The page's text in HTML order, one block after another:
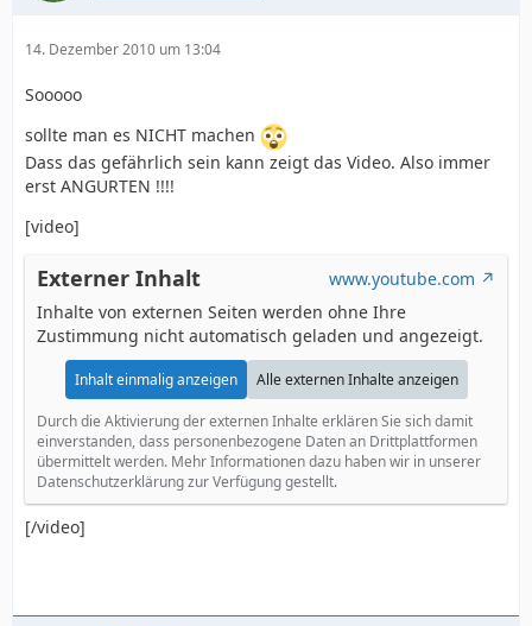
14. Dezember 2010 um 13:04
Sooooo
sollte man es NICHT machen
Dass das gefährlich sein kann zeigt das Video. Also immer
erst ANGURTEN !!!!
[video]
Externer Inhalt
www.youtube.com
Inhalte von externen Seiten werden ohne Ihre
Zustimmung nicht automatisch geladen und angezeigt.
Inhalt einmalig anzeigen Alle externen Inhalte anzeigen
Durch die Aktivierung der externen Inhalte erklären Sie sich damit
einverstanden, dass personenbezogene Daten an Drittplattformen
übermittelt werden. Mehr Informationen dazu haben wir in unserer
Datenschutzerklärung zur Verfügung gestellt.
[/video]